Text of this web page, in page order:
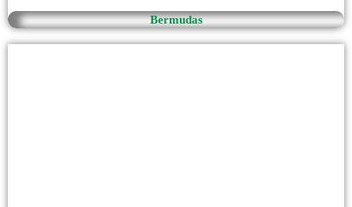
Bermudas